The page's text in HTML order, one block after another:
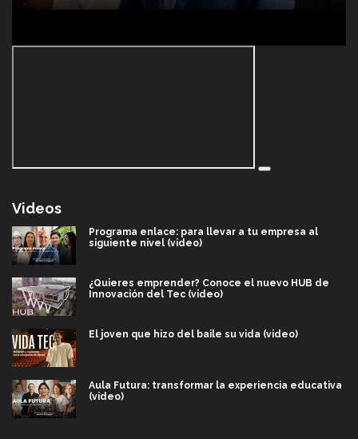
Videos
Programa enlace: para llevar a tu empresa al
siguiente nivel (video)
¿Quieres emprender? Conoce el nuevo HUB de
Innovación del Tec (video)
El joven que hizo del baile su vida (video)
Aula Futura: transformar la experiencia educativa
(video)